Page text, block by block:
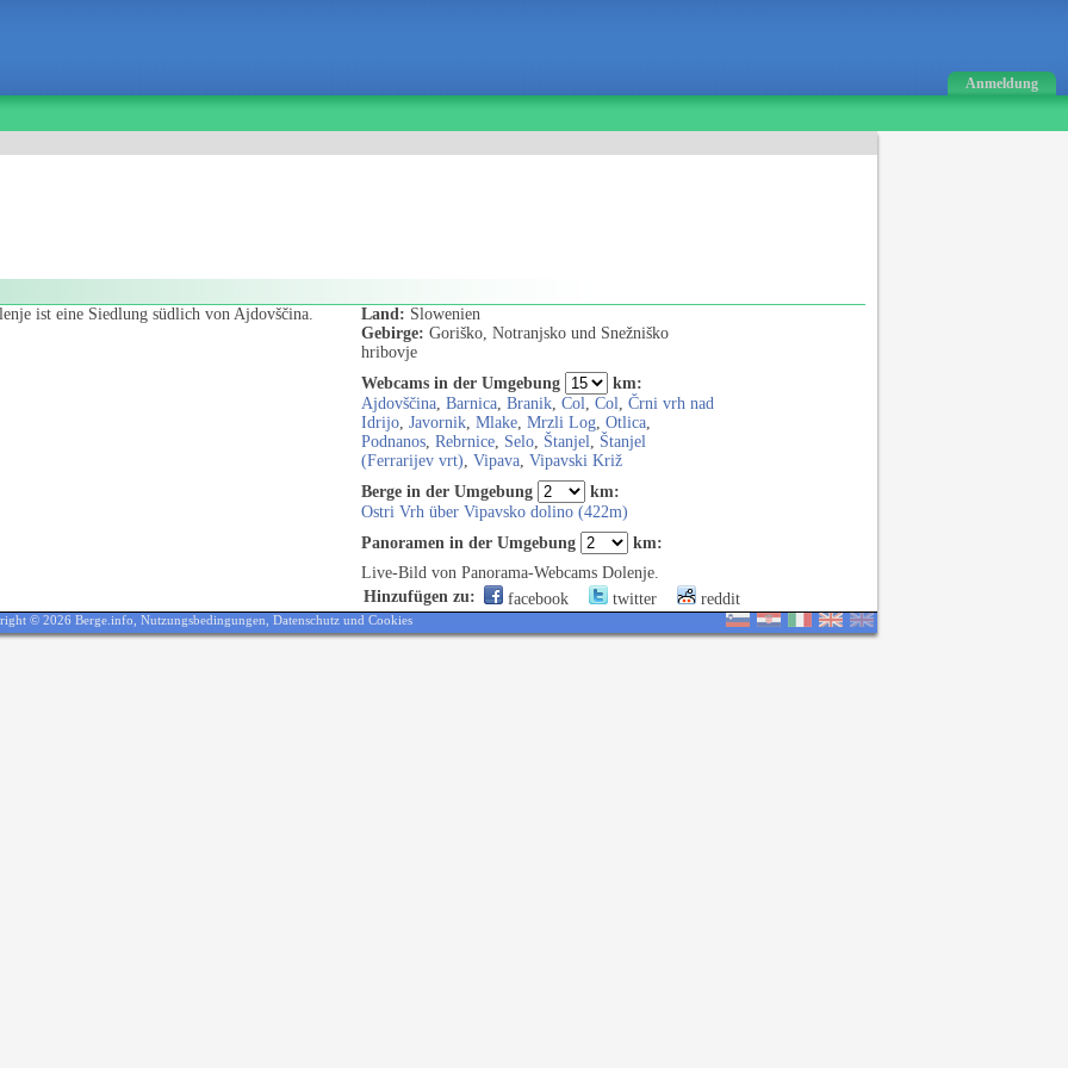
Anmeldung
ist eine Siedlung südlich von Ajdovščina. Land: Slowenien
Gebirge: Goriško, Notranjsko und Snežniško
hribovje
Webcams in der Umgebung
km:
Ajdovščina, Barnica, Branik, Col, Col, Črni vrh nad
Idrijo, Javornik, Mlake, Mrzli Log, Otlica,
Podnanos, Rebrnice, Selo, Štanjel, Štanjel
(Ferrarijev vrt), Vipava, Vipavski Križ
Berge in der Umgebung
km:
Ostri Vrh über Vipavsko dolino (422m)
Panoramen in der Umgebung
km:
Live-Bild von Panorama-Webcams Dolenje.
Hinzufügen zu:
facebook twitter reddit
© 2026 Berge.info, Nutzungsbedingungen Datenschutz und Cookies